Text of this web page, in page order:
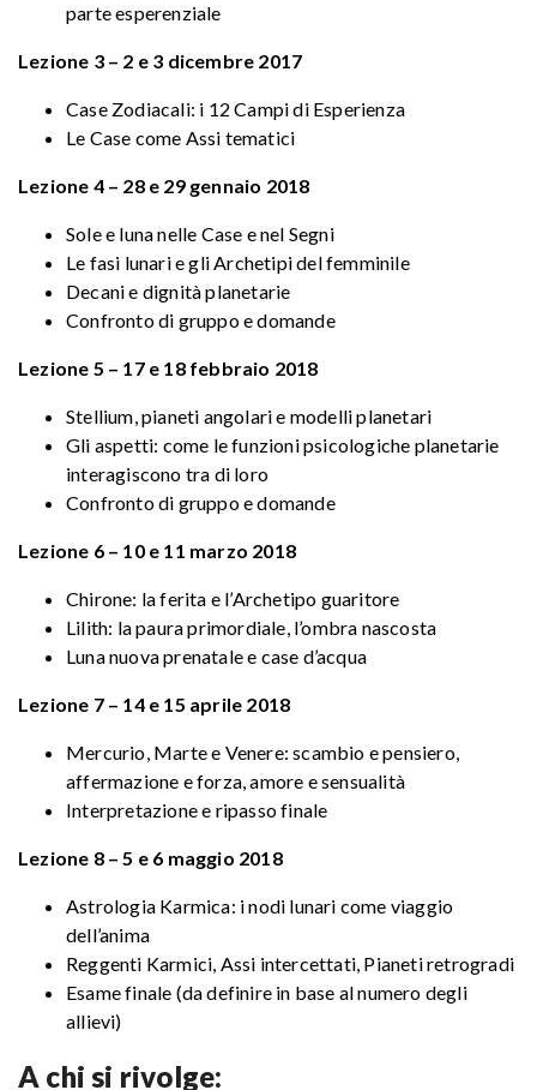
parte esperenziale
Lezione 3 – 2 e 3 dicembre 2017
Case Zodiacali: i 12 Campi di Esperienza
Le Case come Assi tematici
Lezione 4 – 28 e 29 gennaio 2018
Sole e luna nelle Case e nel Segni
Le fasi lunari e gli Archetipi del femminile
Decani e dignità planetarie
Confronto di gruppo e domande
Lezione 5 – 17 e 18 febbraio 2018
Stellium, pianeti angolari e modelli planetari
Gli aspetti: come le funzioni psicologiche planetarie
interagiscono tra di loro
Confronto di gruppo e domande
Lezione 6 – 10 e 11 marzo 2018
Chirone: la ferita e l’Archetipo guaritore
Lilith: la paura primordiale, l’ombra nascosta
Luna nuova prenatale e case d’acqua
Lezione 7 – 14 e 15 aprile 2018
Mercurio, Marte e Venere: scambio e pensiero,
affermazione e forza, amore e sensualità
Interpretazione e ripasso finale
Lezione 8 – 5 e 6 maggio 2018
Astrologia Karmica: i nodi lunari come viaggio
dell’anima
Reggenti Karmici, Assi intercettati, Pianeti retrogradi
Esame finale (da definire in base al numero degli
allievi)
A chi si rivolge: